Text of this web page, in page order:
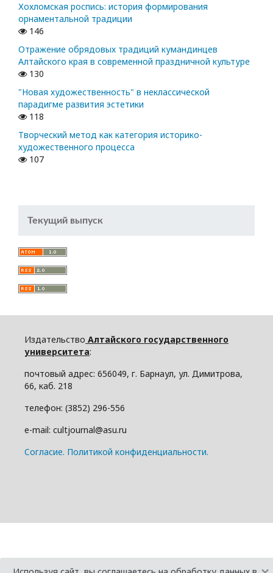
Хохломская роспись: история формирования
орнаментальной традиции
146
Отражение обрядовых традиций кумандинцев
Алтайского края в современной праздничной культуре
130
"Новая художественность" в неклассической
парадигме развития эстетики
118
Творческий метод как категория историко-
художественного процесса
107
Текущий выпуск
Издательство Алтайского государственного
университета:
почтовый адрес: 656049, г. Барнаул, ул. Димитрова,
66, каб. 218
телефон: (3852) 296-556
e-mail: cultjournal@asu.ru
Cогласие. Политикой конфиденциальности.